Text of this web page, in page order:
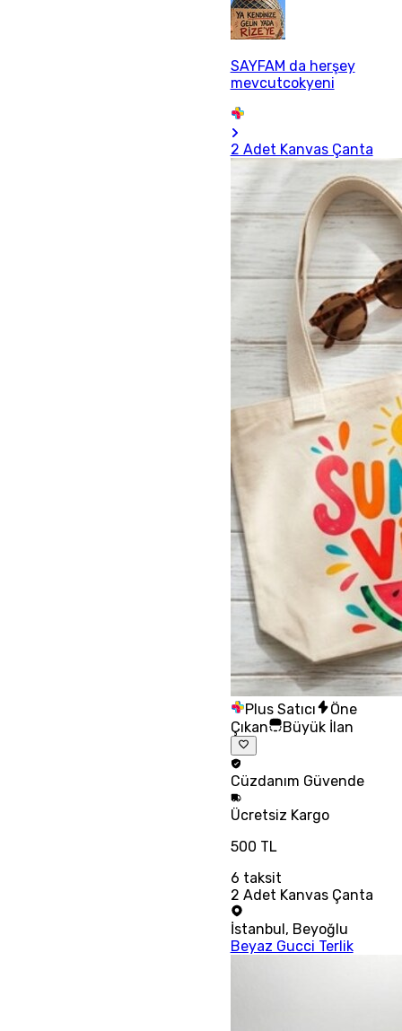
SAYFAM da herşey
mevcutcokyeni
2 Adet Kanvas Çanta
Plus Satıcı
Öne
Çıkan
Büyük İlan
Cüzdanım Güvende
Ücretsiz Kargo
500 TL
6 taksit
2 Adet Kanvas Çanta
İstanbul , Beyoğlu
Beyaz Gucci Terlik